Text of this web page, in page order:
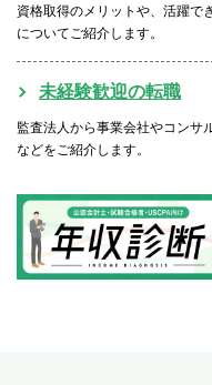
資格取得のメリットや、活躍で
についてご紹介します。
未経験歓迎の転職
監査法人から事業会社やコンサ
などをご紹介します。